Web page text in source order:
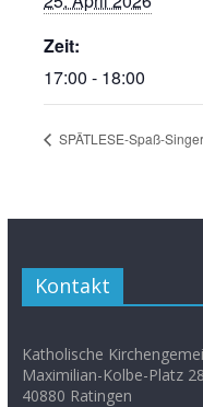
Zeit:
17:00 - 18:00
SPÄTLESE-Spaß-
Kontakt
Katholische
Maximilian-Kolbe-Platz 28
40880 Ratingen